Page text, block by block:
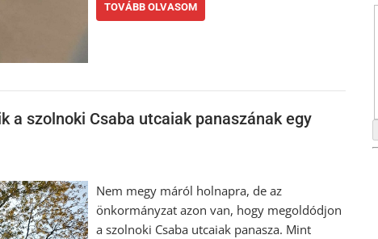
TOVÁBB OLVASOM
a szolnoki Csaba utcaiak panaszának egy
Nem megy máról holnapra, de az
önkormányzat azon van, hogy megoldódjon
a szolnoki Csaba utcaiak panasza. Mint